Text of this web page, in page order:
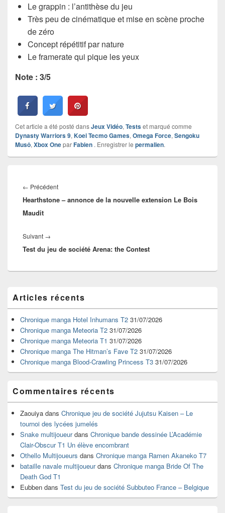
Le grappin : l’antithèse du jeu
Très peu de cinématique et mise en scène proche
de zéro
Concept répétitif par nature
Le framerate qui pique les yeux
Note : 3/5
Cet article a été posté dansJeux Vidéo, Testset marqué comme
Dynasty Warriors 9, Koei Tecmo Games, Omega Force, Sengoku
Musô, Xbox OneparFabien . Enregistrer le permalien.
de
l’article
← PrécédentArticle
précédent :
Hearthstone – annonce de la nouvelle extension Le Bois
Maudit
Suivant →
suivant :
Test du jeu de société Arena: the Contest
principale
de
widget
pour
barre
latérale
Articles récents
Chronique manga Hotel Inhumans T2 31/07/2026
Chronique manga Meteoria T2 31/07/2026
Chronique manga Meteoria T1 31/07/2026
Chronique manga The Hitman’s Fave T2 31/07/2026
Chronique manga Blood-Crawling Princess T3 31/07/2026
Commentaires récents
Zaouiya dans Chronique jeu de société Jujutsu Kaisen – Le
tournoi des lycées jumelés
Snake multijoueurdans Chronique bande dessinée L’Académie
Clair-Obscur T1 Un élève encombrant
Othello Multijoueurs dans Chronique manga Ramen Akaneko T7
bataille navale multijoueurdans Chronique manga Bride Of The
Death God T1
Eubben dans Test du jeu de société Subbuteo France – Belgique